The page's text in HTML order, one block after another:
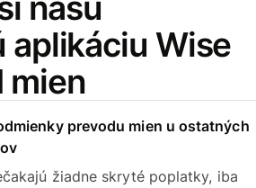
aplikáciu Wise
mien
prevodu mien u ostatných
žiadne skryté poplatky, iba